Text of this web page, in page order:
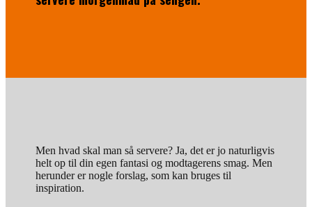
Men hvad skal man så servere? Ja, det er jo naturligvis
helt op til din egen fantasi og modtagerens smag. Men
herunder er nogle forslag, som kan bruges til
inspiration.